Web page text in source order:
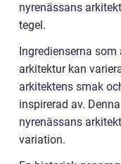
nyrenässans
tegel.
Ingredienserna
arkitektur kan
arkitektens smak
inspirerad av.
nyrenässans
variation.